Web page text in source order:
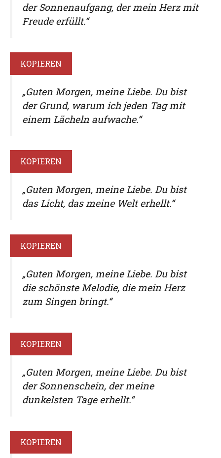
der Sonnenaufgang, der mein Herz mit
Freude erfüllt.“
KOPIEREN
„Guten Morgen, meine Liebe. Du bist
der Grund, warum ich jeden Tag mit
einem Lächeln aufwache.“
KOPIEREN
„Guten Morgen, meine Liebe. Du bist
das Licht, das meine Welt erhellt.“
KOPIEREN
„Guten Morgen, meine Liebe. Du bist
die schönste Melodie, die mein Herz
zum Singen bringt.“
KOPIEREN
„Guten Morgen, meine Liebe. Du bist
der Sonnenschein, der meine
dunkelsten Tage erhellt.“
KOPIEREN